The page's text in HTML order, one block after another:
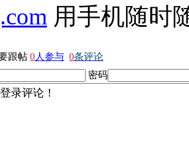
用手机随时
跟帖 0人参与 0条评论
密码